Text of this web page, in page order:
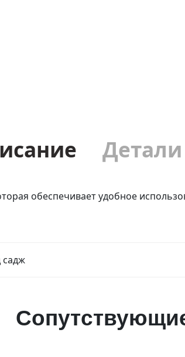
Детали
обеспечивает удобное